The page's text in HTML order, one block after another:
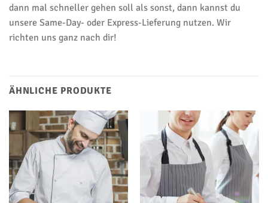
dann mal schneller gehen soll als sonst, dann kannst du
unsere Same-Day- oder Express-Lieferung nutzen. Wir
richten uns ganz nach dir!
ÄHNLICHE PRODUKTE